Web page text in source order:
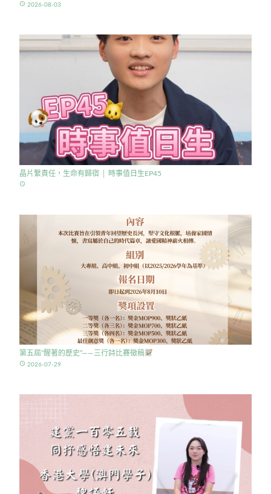
access_time 2026-08-03
晶片繫責任，生命有歸宿 │ 時事值日生EP45
access_time
第五屆”醒著的歷史”——三行詩比賽徵稿
access_time 2026-07-29